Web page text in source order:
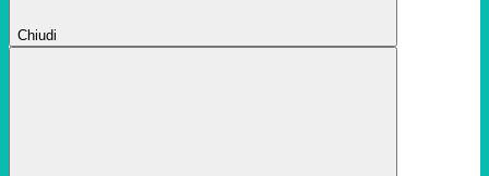
Chiudi